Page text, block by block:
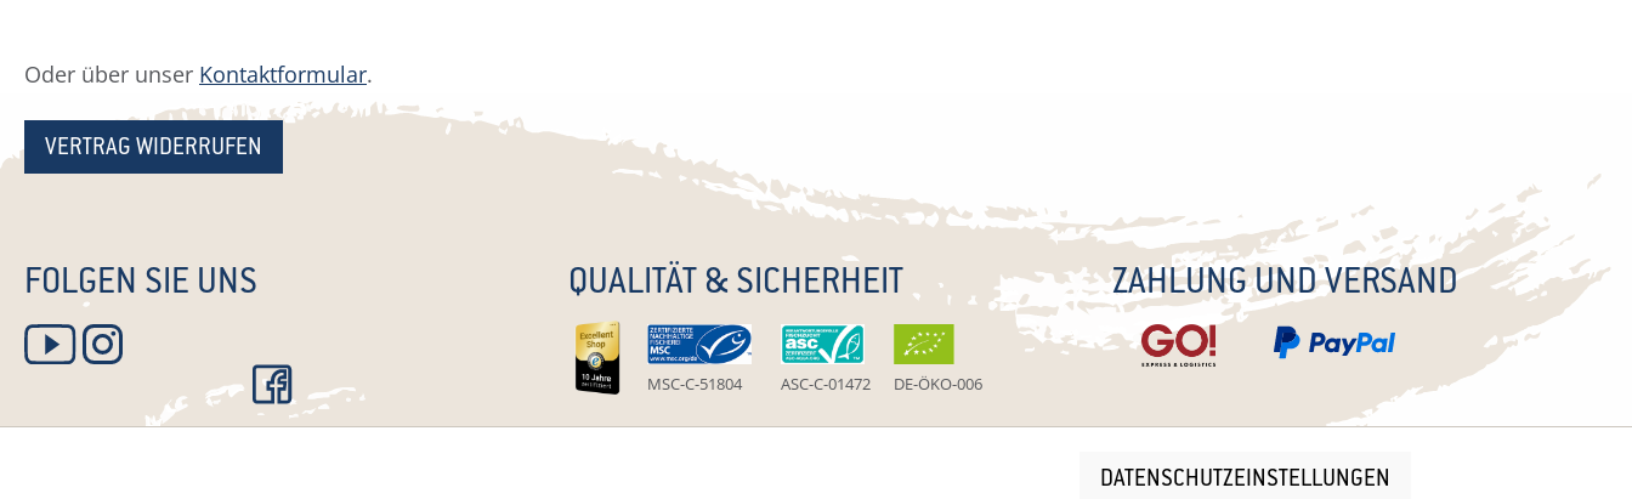
Oder über unser Kontaktformular.
VERTRAG WIDERRUFEN
FOLGEN SIE UNS QUALITÄT & SICHERHEIT
MSC-C-51804 ASC-C-01472 DE-ÖKO-006
ZAHLUNG UND VERSAND
DATENSCHUTZEINSTELLUNGEN